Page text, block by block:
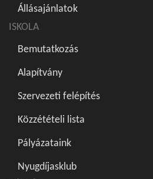
Állásajánlatok
ISKOLA
Bemutatkozás
Alapítvány
Szervezeti felépítés
Közzétételi lista
Pályázataink
Nyugdíjasklub